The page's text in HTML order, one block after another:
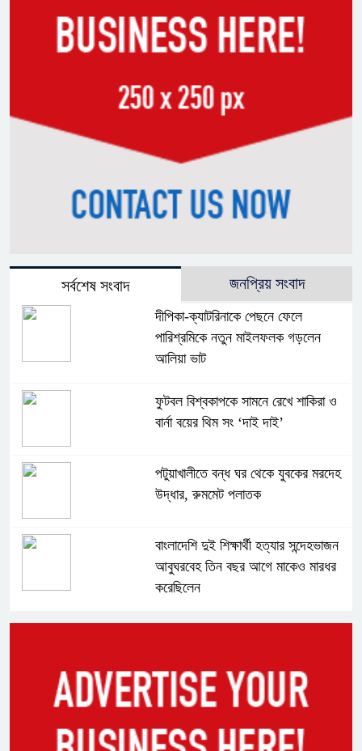
সর্বশেষ সংবাদ জনপ্রিয় সংবাদ
দীপিকা-ক্যাটরিনাকে পেছনে ফেলে
পারিশ্রমিকে নতুন মাইলফলক গড়লেন
আলিয়া ভাট
ফুটবল বিশ্বকাপকে সামনে রেখে শাকিরা ও
বার্না বয়ের থিম সং ‘দাই দাই’
পটুয়াখালীতে বন্ধ ঘর থেকে যুবকের মরদেহ
উদ্ধার, রুমমেট পলাতক
বাংলাদেশি দুই শিক্ষার্থী হত্যার সন্দেহভাজন
আবুঘরবেহ তিন বছর আগে মাকেও মারধর
করেছিলেন
সাকিবের পাশাপাশি মাশরাফি ও দুর্জয়কেও